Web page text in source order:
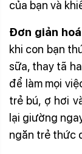
của bạn và
Đơn giản
khi con bạn
sữa, thay tã
để làm mọi
trẻ bú, ợ hơi
lại giường
ngăn trẻ thức